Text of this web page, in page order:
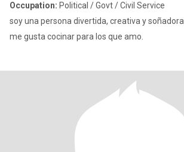
Occupation: Political / Govt / Civil Service
soy una persona divertida, creativa y soñadora.
me gusta cocinar para los que amo.